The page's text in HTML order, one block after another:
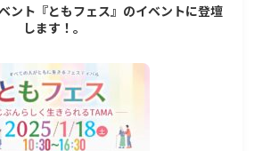
ント『ともフェス』のイベントに登壇
します！。